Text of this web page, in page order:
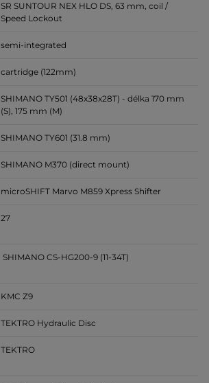
SR SUNTOUR NEX HLO DS, 63 mm, coil /
Speed Lockout
semi-integrated
cartridge (122mm)
SHIMANO TY501 (48x38x28T) - délka 170 mm
(S), 175 mm (M)
SHIMANO TY601 (31.8 mm)
SHIMANO M370 (direct mount)
microSHIFT Marvo M859 Xpress Shifter
27
SHIMANO CS-HG200-9 (11-34T)
KMC Z9
TEKTRO Hydraulic Disc
TEKTRO